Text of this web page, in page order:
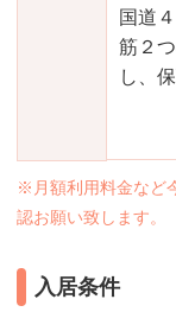
国道
筋２
し
※月額利用料金など
認お願い致します。
入居条件